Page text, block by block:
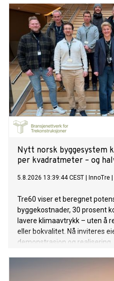
Nytt norsk byggesystem
per kvadratmeter – og
5.8.2026 13:39:44 CEST InnoTre
Tre60 viser et beregnet
byggekostnader, 30 prosent
lavere klimaavtrykk – uten å
eller bokvalitet. Nå inviteres
demonstrasjon og realisering.